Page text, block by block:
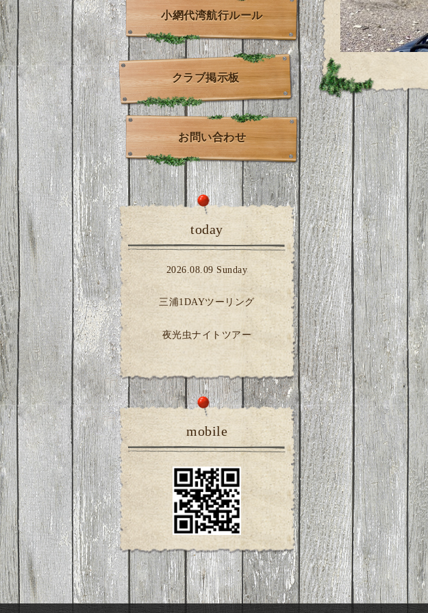
小網代湾航行ルール
クラブ掲示板
お問い合わせ
today
2026.08.09 Sunday
三浦1DAYツーリング
夜光虫ナイトツアー
mobile